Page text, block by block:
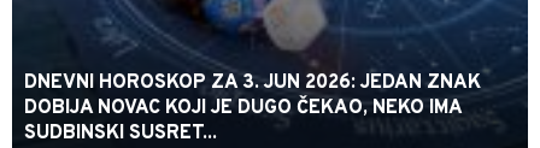
DNEVNI HOROSKOP ZA 3. JUN 2026: JEDAN ZNAK
DOBIJA NOVAC KOJI JE DUGO ČEKAO, NEKO IMA
SUDBINSKI SUSRET...